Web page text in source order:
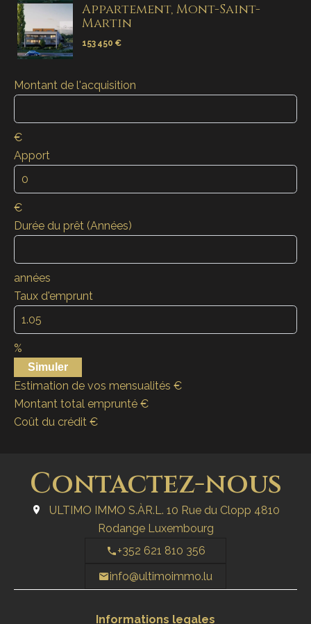
Appartement, Mont-Saint-
Martin
153 450 €
Montant de l'acquisition
€
Apport
€
Durée du prêt (Années)
années
Taux d'emprunt
%
Simuler
Estimation de vos mensualités €
Montant total emprunté €
Coût du crédit €
Contactez-nous
ULTIMO IMMO S.ÀR.L. 10 Rue du Clopp 4810
Rodange Luxembourg
+352 621 810 356
info@ultimoimmo.lu
Informations legales